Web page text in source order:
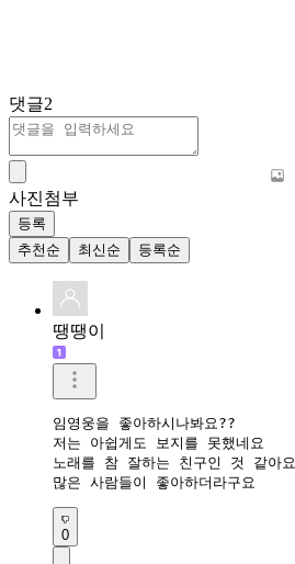
댓글2
사진첨부
등록
추천순
최신순 등록순
땡땡이
임영웅을 좋아하시나봐요??
저는 아쉽게도 보지를 못했네요
노래를 참 잘하는 친구인 것 같아요
많은 사람들이 좋아하더라구요
0